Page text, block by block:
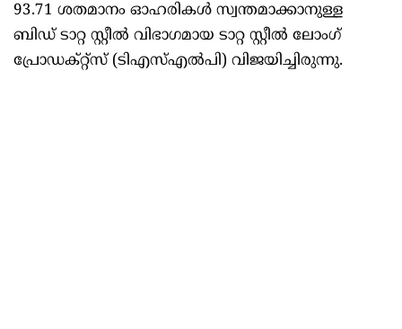
93.71 ശതമാനം ഓഹരികൾ സ്വന്തമാക്കാനുള്ള
ബിഡ് ടാറ്റ സ്റ്റീൽ വിഭാഗമായ ടാറ്റ സ്റ്റീൽ ലോംഗ്
പ്രോഡക്റ്റ്സ് (ടിഎസ്എൽപി) വിജയിച്ചിരുന്നു.